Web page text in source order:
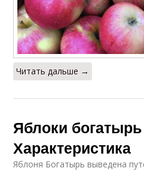
Читать дальше →
Яблоки
Характеристика
Яблоня Богатырь выведена